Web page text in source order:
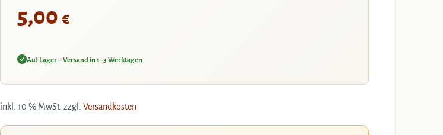
5,00 €
Auf Lager – Versand in 1–3 Werktagen
inkl. 10 % MwSt. zzgl. Versandkosten